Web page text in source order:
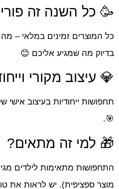
🥳 כל השנה זה
כל המוצרים זמינים במלאי –
בדיוק מה שמגיע אליכם 😊
💎 עיצוב מקורי
תחפושות ייחודיות בעיצוב
🎯.
🎁 למי זה מתאים?
מוצר ספציפית). יש לראות את